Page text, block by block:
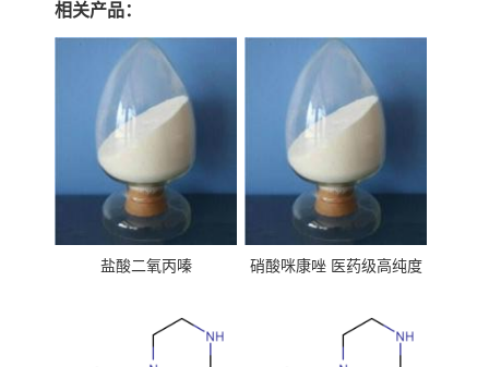
相关产品：
盐酸二氧丙嗪
硝酸咪康唑 医药级高纯度